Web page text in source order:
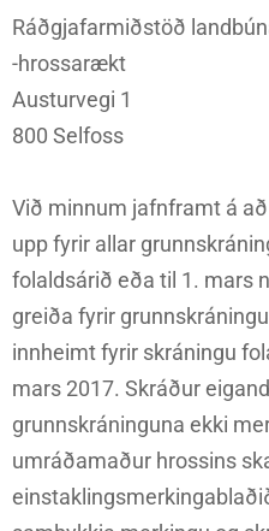
Ráðgjafarmiðstöð
-hrossarækt
Austurvegi 1
800 Selfoss
Við minnum jafnframt á
upp fyrir allar
folaldsárið eða til 1. mars
greiða fyrir
innheimt fyrir skráningu
mars 2017. Skráður
grunnskráninguna ekki
umráðamaður hrossins